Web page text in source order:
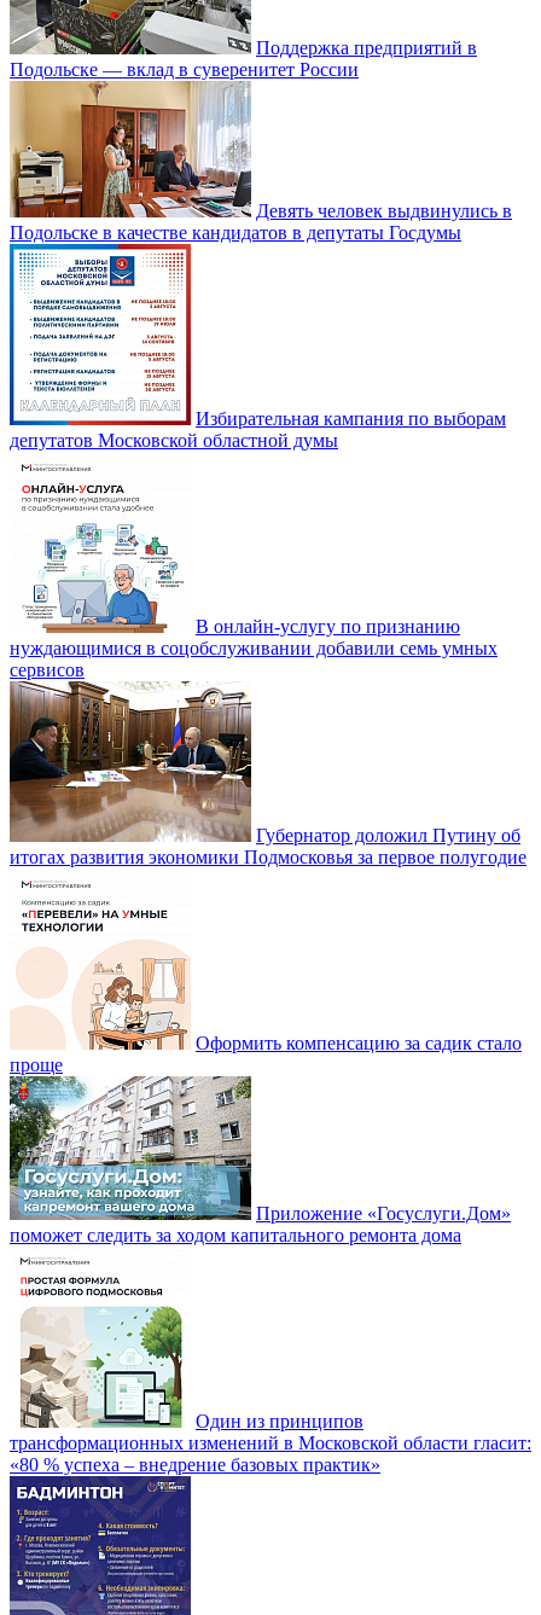
Поддержка предприятий в
Подольске — вклад в суверенитет России
Девять человек выдвинулись в
Подольске в качестве кандидатов в депутаты Госдумы
Избирательная кампания по выборам
депутатов Московской областной думы
В онлайн-услугу по признанию
нуждающимися в соцобслуживании добавили семь умных
сервисов
Губернатор доложил Путину об
итогах развития экономики Подмосковья за первое полугодие
Оформить компенсацию за садик стало
проще
Приложение «Госуслуги.Дом»
поможет следить за ходом капитального ремонта дома
Один из принципов
трансформационных изменений в Московской области гласит:
«80 % успеха – внедрение базовых практик»